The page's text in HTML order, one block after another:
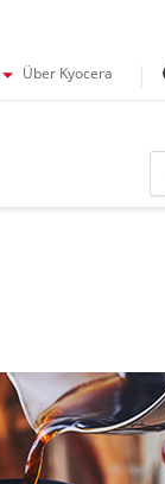
Über Kyocera